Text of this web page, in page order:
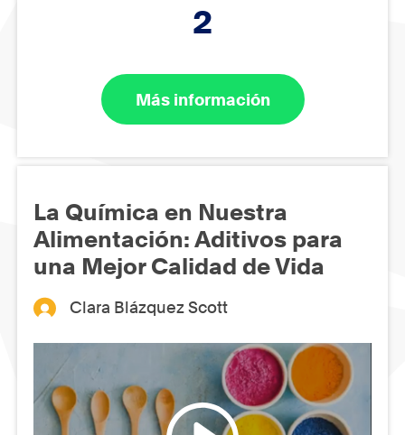
2
Más información
La Química en Nuestra
Alimentación: Aditivos para
una Mejor Calidad de Vida
Clara Blázquez Scott